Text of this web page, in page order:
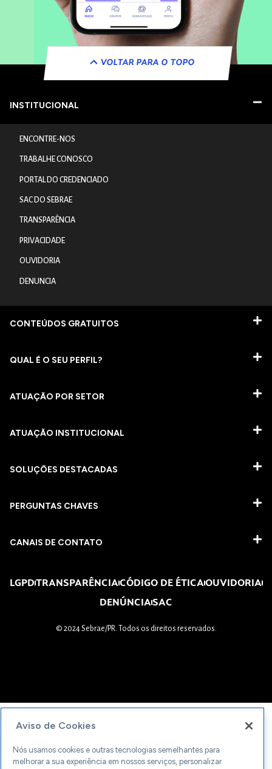
VOLTAR PARA O TOPO
INSTITUCIONAL
ENCONTRE-NOS
TRABALHE CONOSCO
PORTAL DO CREDENCIADO
SAC DO SEBRAE
TRANSPARÊNCIA
PRIVACIDADE
OUVIDORIA
DENUNCIA
CONTEÚDOS GRATUITOS
QUAL É O SEU PERFIL?
ATUAÇÃO POR SETOR
ATUAÇÃO INSTITUCIONAL
SOLUÇÕES DESTACADAS
PERGUNTAS CHAVES​
CANAIS DE CONTATO
LGPDTRANSPARÊNCIACÓDIGO DE ÉTICAOUVIDORIA
DENÚNCIASAC
© 2024 Sebrae/PR. Todos os direitos reservados.
Aviso de Cookies
Nós usamos cookies e outras tecnologias semelhantes para
melhorar a sua experiência em nossos serviços, personalizar